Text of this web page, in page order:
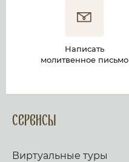
Написать
молитвенное письмо
Сервисы
Виртуальные туры